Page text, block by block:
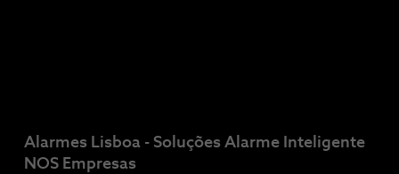
Alarmes Lisboa - Soluções Alarme Inteligente
NOS Empresas